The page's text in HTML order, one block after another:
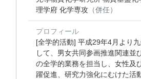
理学府 化学専攻 （併任）
プロフィール
[全学的活動] 平成29年4月より
して、男女共同参画推進関連並
の全学的業務を担当し、女性及
躍促進、研究力強化にむけた活